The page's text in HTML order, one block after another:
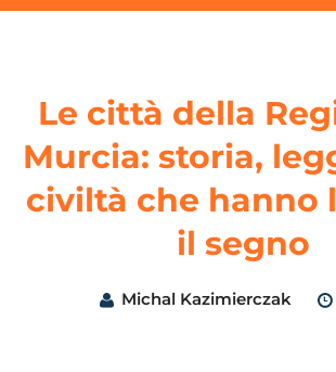
Le città della
Murcia: storia,
civiltà che hanno
il segno
Michal Kazimierczak